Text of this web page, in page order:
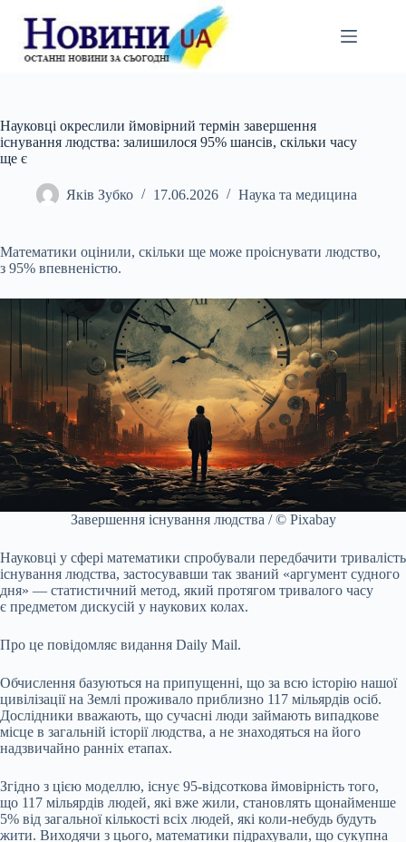
вмісту
Науковці окреслили ймовірний термін завершення
існування людства: залишилося 95% шансів, скільки часу
ще є
Яків Зубко 17.06.2026 Наука та медицина
Математики оцінили, скільки ще може проіснувати людство,
з 95% впевненістю.
Завершення існування людства / © Pixabay
Науковці у сфері математики спробували передбачити тривалість
існування людства, застосувавши так званий «аргумент судного
дня» — статистичний метод, який протягом тривалого часу
є предметом дискусій у наукових колах.
Про це повідомляє видання Daily Mail.
Обчислення базуються на припущенні, що за всю історію нашої
цивілізації на Землі проживало приблизно 117 мільярдів осіб.
Дослідники вважають, що сучасні люди займають випадкове
місце в загальній історії людства, а не знаходяться на його
надзвичайно ранніх етапах.
Згідно з цією моделлю, існує 95-відсоткова ймовірність того,
що 117 мільярдів людей, які вже жили, становлять щонайменше
5% від загальної кількості всіх людей, які коли-небудь будуть
жити. Виходячи з цього, математики підрахували, що сукупна